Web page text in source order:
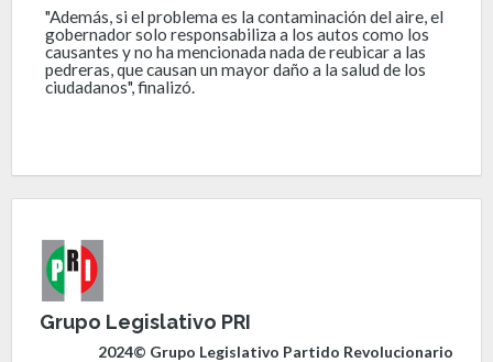
"Además, si el problema es la contaminación del aire, el
gobernador solo responsabiliza a los autos como los
causantes y no ha mencionada nada de reubicar a las
pedreras, que causan un mayor daño a la salud de los
ciudadanos", finalizó.
Grupo Legislativo PRI
2024© Grupo Legislativo Partido Revolucionario